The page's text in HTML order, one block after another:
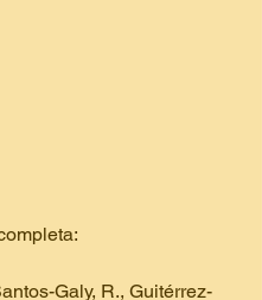
Galy, R., Guitérrez-